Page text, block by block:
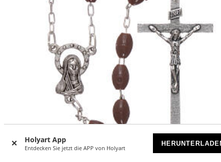
Holyart App
Entdecken Sie jetzt die APP von Holyart
-25%